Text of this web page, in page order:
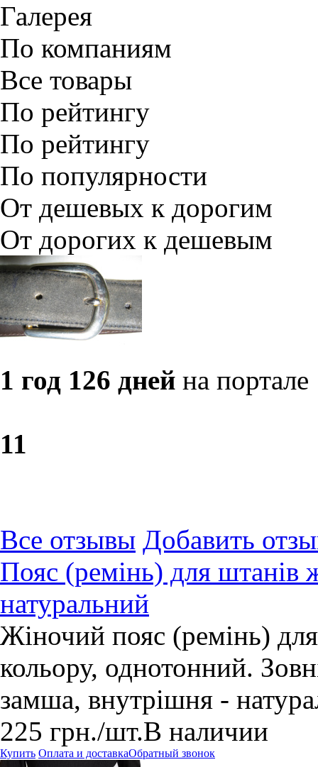
Галерея
По компаниям
Все товары
По рейтингу
По рейтингу
По популярности
От дешевых к дорогим
От дорогих к дешевым
1 год 126 дней на портале
11
Все отзывы Добавить
Пояс (ремінь) для штанів
натуральний
Жіночий пояс (ремінь)
кольору, однотонний.
замша, внутрішня -
225 грн./шт.В наличии
Купить Оплата и доставкаОбратный звонок